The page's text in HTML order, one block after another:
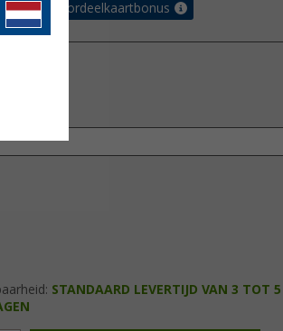
tot 5% voordeelkaartbonus
STANDAARD LEVERTIJD VAN 3 TOT 5